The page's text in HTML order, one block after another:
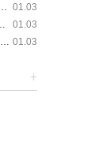
01.03
01.03
01.03
+